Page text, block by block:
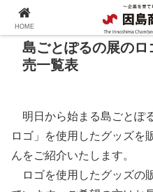
島ごとぽるの展のロ
売一覧表
明日から始まる島ごとぽ
ロゴ」を使用したグッズを
んをご紹介いたします。
ロゴを使用したグッズの
HOME